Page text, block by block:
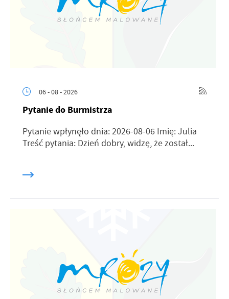
06 - 08 - 2026
Pytanie do Burmistrza
Pytanie wpłynęło dnia: 2026-08-06 Imię: Julia
Treść pytania: Dzień dobry, widzę, że został...